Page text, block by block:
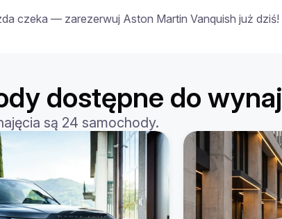
czeka — zarezerwuj Aston Martin Vanquish już dziś!
dostępne do
są 24 samochody.